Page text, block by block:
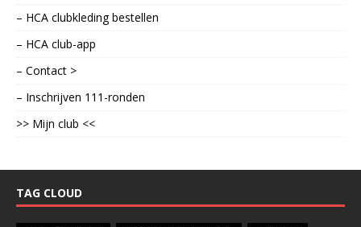
– HCA clubkleding bestellen
– HCA club-app
– Contact >
– Inschrijven 111-ronden
>> Mijn club <<
TAG CLOUD